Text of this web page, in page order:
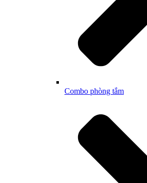
Combo phòng tắm